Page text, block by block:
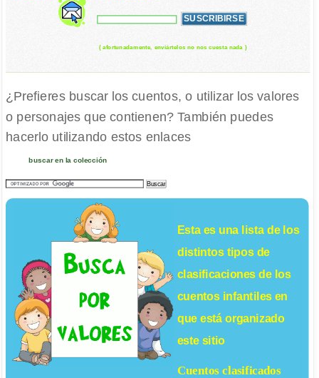
( afortunadamente, enviártelos no nos cuesta nada )
¿Prefieres buscar los cuentos, o utilizar los valores
o personajes que contienen? También puedes
hacerlo utilizando estos enlaces
buscar en la colección
Esta es una lista de los
distintos tipos de
clasificaciones de los
cuentos infantilesen
que está organizado
este sitio
Cuentos clasificados